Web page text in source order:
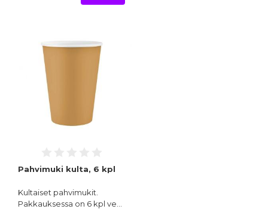
Pahvimuki kulta, 6 kpl
Kultaiset pahvimukit.
Pakkauksessa on 6 kpl ve…